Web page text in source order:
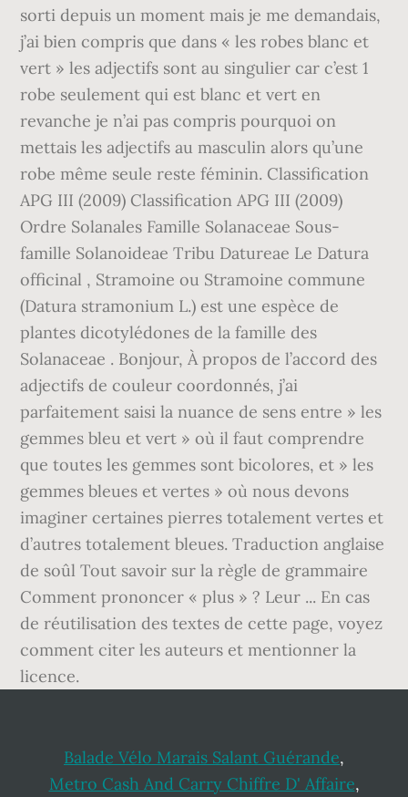
sorti depuis un moment mais je me demandais,
j’ai bien compris que dans « les robes blanc et
vert » les adjectifs sont au singulier car c’est 1
robe seulement qui est blanc et vert en
revanche je n’ai pas compris pourquoi on
mettais les adjectifs au masculin alors qu’une
robe même seule reste féminin. Classification
APG III (2009) Classification APG III (2009)
Ordre Solanales Famille Solanaceae Sous-
famille Solanoideae Tribu Datureae Le Datura
officinal , Stramoine ou Stramoine commune
(Datura stramonium L.) est une espèce de
plantes dicotylédones de la famille des
Solanaceae . Bonjour, À propos de l’accord des
adjectifs de couleur coordonnés, j’ai
parfaitement saisi la nuance de sens entre » les
gemmes bleu et vert » où il faut comprendre
que toutes les gemmes sont bicolores, et » les
gemmes bleues et vertes » où nous devons
imaginer certaines pierres totalement vertes et
d’autres totalement bleues. Traduction anglaise
de soûl Tout savoir sur la règle de grammaire
Comment prononcer « plus » ? Leur ... En cas
de réutilisation des textes de cette page, voyez
comment citer les auteurs et mentionner la
licence.
Balade Vélo Marais Salant Guérande,
Metro Cash And Carry Chiffre D' Affaire,